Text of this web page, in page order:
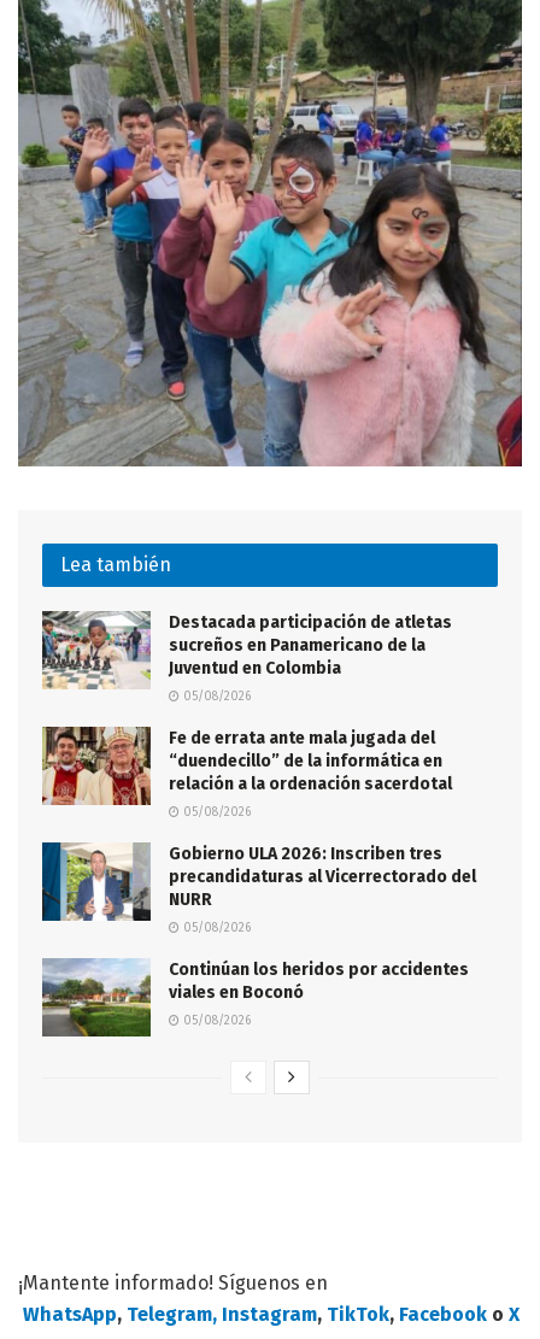
Lea también
Destacada participación de atletas
sucreños en Panamericano de la
Juventud en Colombia
05/08/2026
Fe de errata ante mala jugada del
“duendecillo” de la informática en
relación a la ordenación sacerdotal
05/08/2026
Gobierno ULA 2026: Inscriben tres
precandidaturas al Vicerrectorado del
NURR
05/08/2026
Continúan los heridos por accidentes
viales en Boconó
05/08/2026
¡Mantente informado! Síguenos en
WhatsApp, Telegram, Instagram, TikTok, Facebook o X